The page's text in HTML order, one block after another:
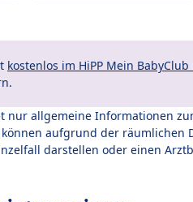
kostenlos im HiPP Mein
nur allgemeine Informationen
aufgrund der räumlichen
darstellen oder einen